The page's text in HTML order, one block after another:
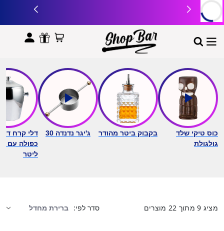
כוס טיקי שלד
גולגולת
בקבוק ביטר מהודר ג'יגר נדנדה 30 דלי קרח דופן
ליטר
מציג 9מתוך 22מוצרים סדר לפי: